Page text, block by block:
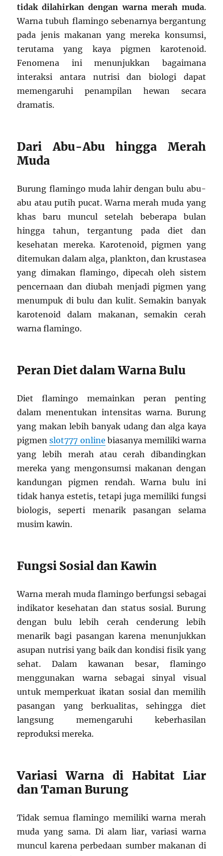
tidak dilahirkan dengan warna merah muda.
Warna tubuh flamingo sebenarnya bergantung
pada jenis makanan yang mereka konsumsi,
terutama yang kaya pigmen karotenoid.
Fenomena ini menunjukkan bagaimana
interaksi antara nutrisi dan biologi dapat
memengaruhi penampilan hewan secara
dramatis.
Dari Abu-Abu hingga Merah
Muda
Burung flamingo muda lahir dengan bulu abu-
abu atau putih pucat. Warna merah muda yang
khas baru muncul setelah beberapa bulan
hingga tahun, tergantung pada diet dan
kesehatan mereka. Karotenoid, pigmen yang
ditemukan dalam alga, plankton, dan krustasea
yang dimakan flamingo, dipecah oleh sistem
pencernaan dan diubah menjadi pigmen yang
menumpuk di bulu dan kulit. Semakin banyak
karotenoid dalam makanan, semakin cerah
warna flamingo.
Peran Diet dalam Warna Bulu
Diet flamingo memainkan peran penting
dalam menentukan intensitas warna. Burung
yang makan lebih banyak udang dan alga kaya
pigmenslot777 online biasanya memiliki warna
yang lebih merah atau cerah dibandingkan
mereka yang mengonsumsi makanan dengan
kandungan pigmen rendah. Warna bulu ini
tidak hanya estetis, tetapi juga memiliki fungsi
biologis, seperti menarik pasangan selama
musim kawin.
Fungsi Sosial dan Kawin
Warna merah muda flamingo berfungsi sebagai
indikator kesehatan dan status sosial. Burung
dengan bulu lebih cerah cenderung lebih
menarik bagi pasangan karena menunjukkan
asupan nutrisi yang baik dan kondisi fisik yang
sehat. Dalam kawanan besar, flamingo
menggunakan warna sebagai sinyal visual
untuk memperkuat ikatan sosial dan memilih
pasangan yang berkualitas, sehingga diet
langsung memengaruhi keberhasilan
reproduksi mereka.
Variasi Warna di Habitat Liar
dan Taman Burung
Tidak semua flamingo memiliki warna merah
muda yang sama. Di alam liar, variasi warna
muncul karena perbedaan sumber makanan di